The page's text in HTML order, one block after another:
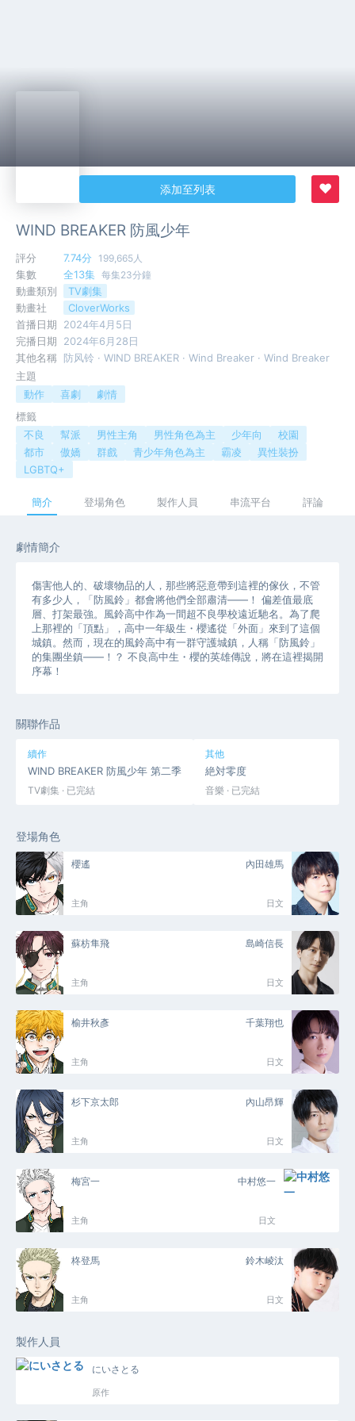
添加至列表 ♥
WIND BREAKER 防風少年
評分 7.74分 199,665人
集數 全13集 每集23分鐘
動畫類別
TV劇集
動畫社
CloverWorks
首播日期
2024年4月5日
完播日期
2024年6月28日
其他名稱 防风铃 · WIND BREAKER · Wind Breaker · Wind Breaker
主題
動作
喜劇
劇情
標籤
不良
幫派 男性主角 男性角色為主 少年向
校園
都市
傲嬌 群戲 青少年角色為主 霸凌
異性裝扮
LGBTQ+
簡介 登場角色 製作人員 串流平台 評論
劇情簡介
傷害他人的、破壞物品的人，那些將惡意帶到這裡的傢伙，不管
有多少人，「防風鈴」都會將他們全部肅清――！ 偏差值最底
層、打架最強。風鈴高中作為一間超不良學校遠近馳名。為了爬
上那裡的「頂點」，高中一年級生・櫻遙從「外面」來到了這個
城鎮。然而，現在的風鈴高中有一群守護城鎮，人稱「防風鈴」
的集團坐鎮――！？ 不良高中生・櫻的英雄傳說，將在這裡揭開
序幕！
關聯作品
續作
WIND BREAKER 防風少年 第二季
TV劇集 · 已完結
其他
絶対零度
音樂 · 已完結
登場角色
櫻遙 內田雄馬
主角 日文
蘇枋隼飛 島崎信長
主角 日文
榆井秋彥 千葉翔也
主角 日文
杉下京太郎 內山昂輝
主角 日文
梅宮一 中村悠一
主角 日文
柊登馬 鈴木崚汰
主角 日文
製作人員
にいさとる
原作